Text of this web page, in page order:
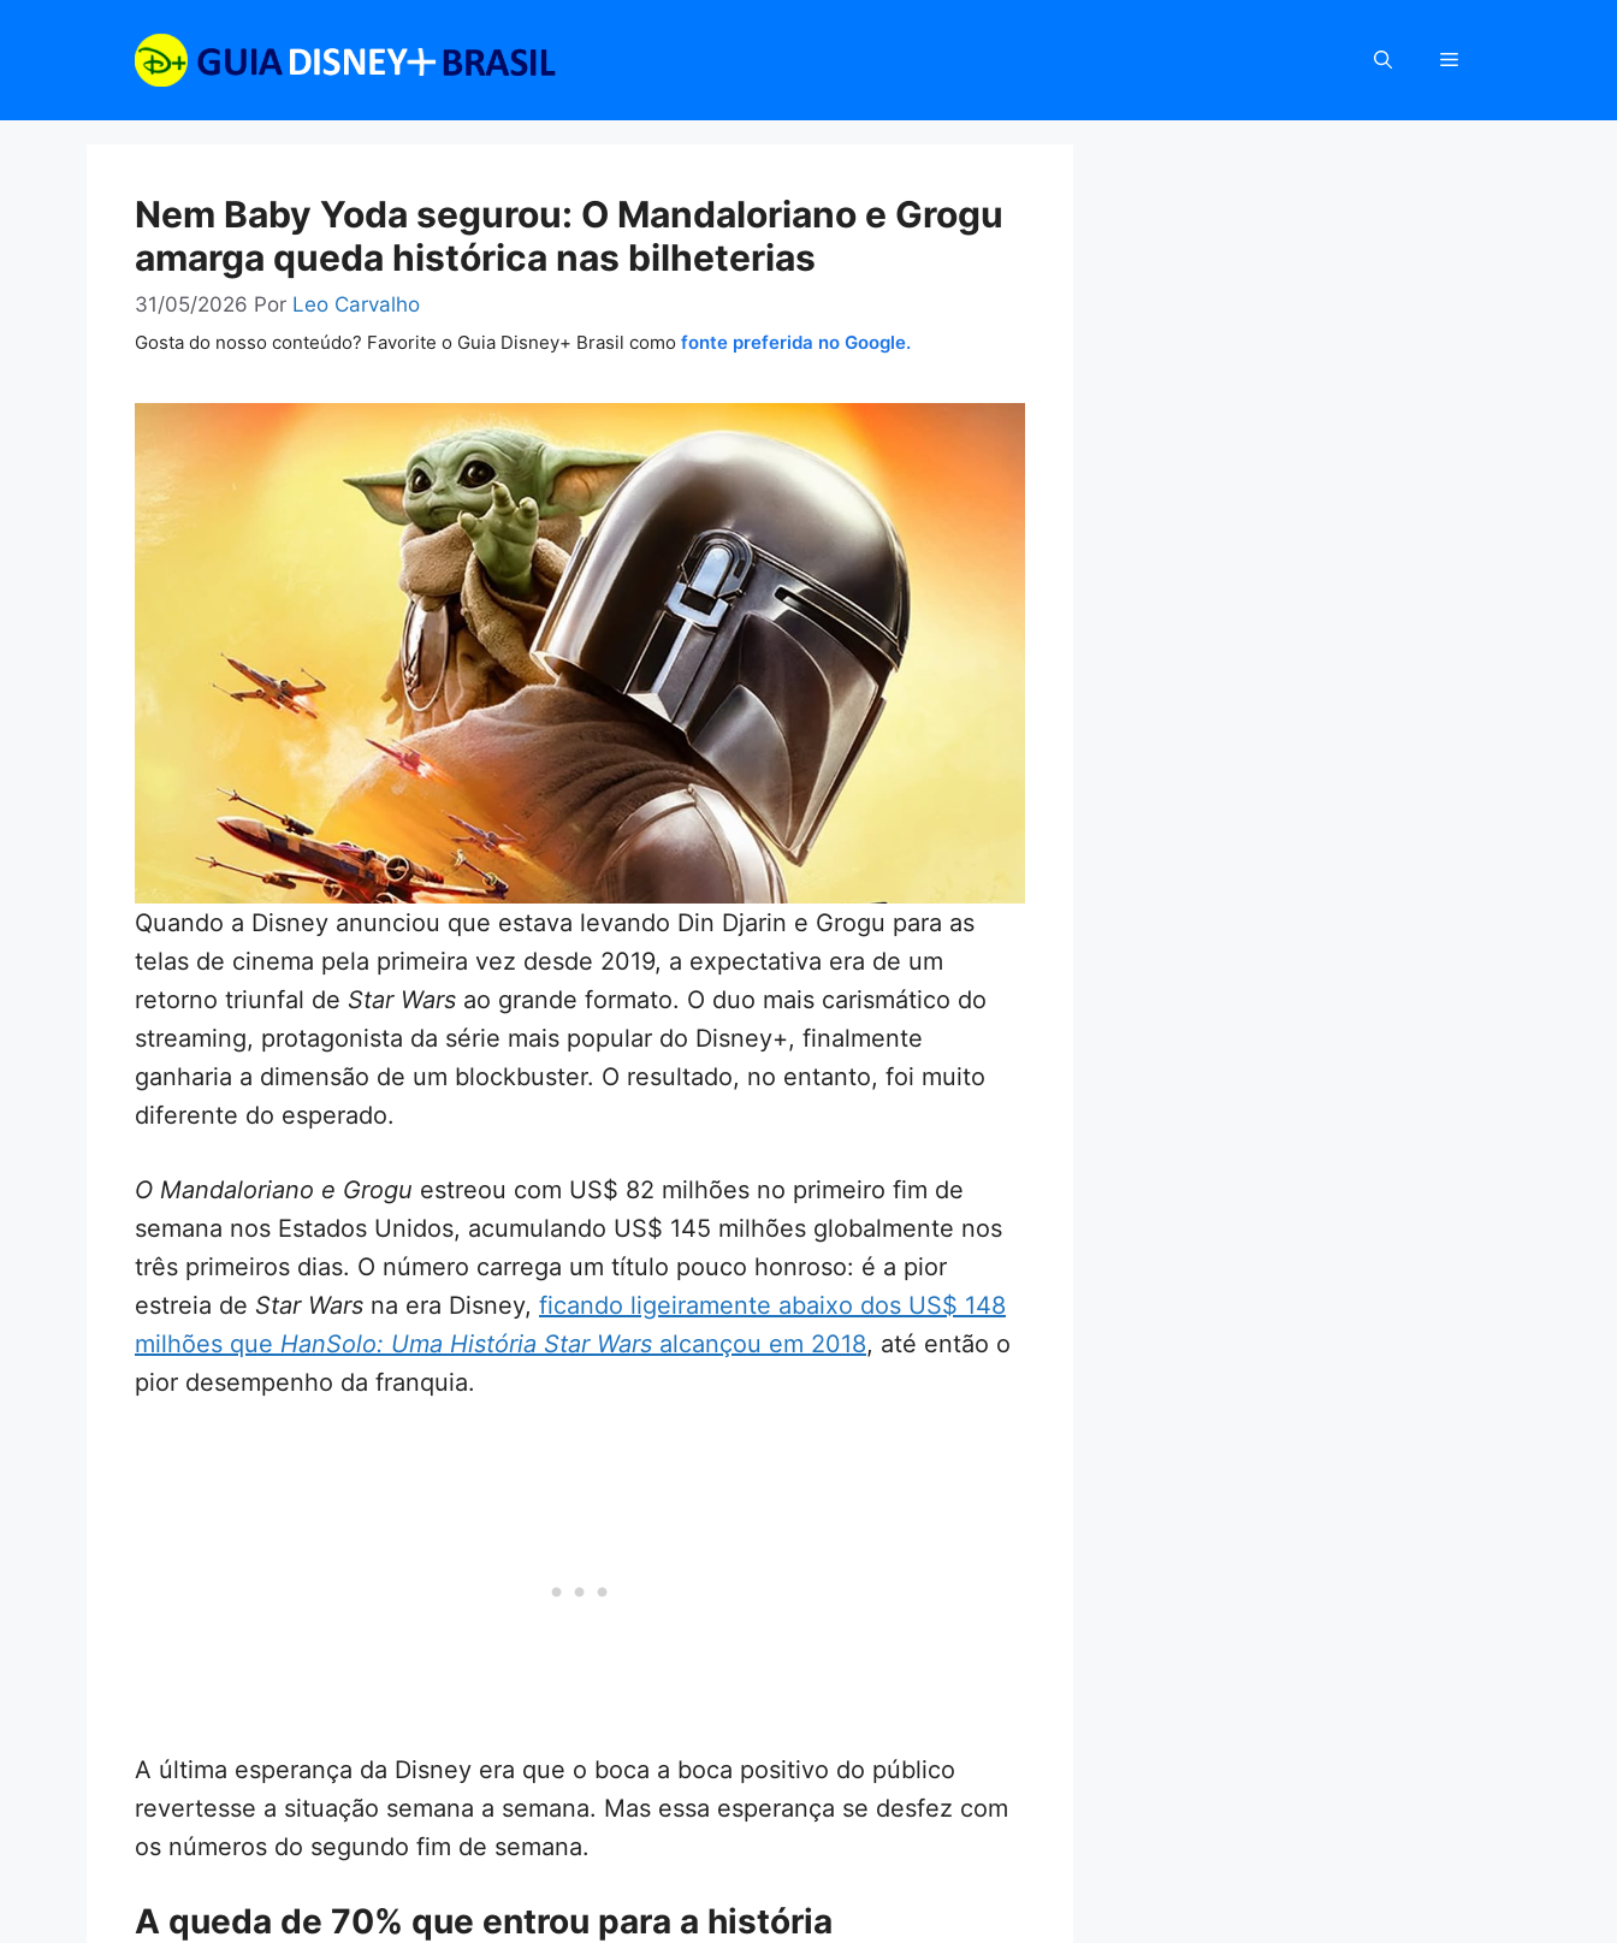
Nem Baby Yoda segurou: O Mandaloriano e Grogu
amarga queda histórica nas bilheterias
31/05/2026 Por Leo Carvalho
Gosta do nosso conteúdo? Favorite o Guia Disney+ Brasil como fonte preferida no Google.
Quando a Disney anunciou que estava levando Din Djarin e Grogu para as
telas de cinema pela primeira vez desde 2019, a expectativa era de um
retorno triunfal de Star Wars ao grande formato. O duo mais carismático do
streaming, protagonista da série mais popular do Disney+, finalmente
ganharia a dimensão de um blockbuster. O resultado, no entanto, foi muito
diferente do esperado.
O Mandaloriano e Grogu estreou com US$ 82 milhões no primeiro fim de
semana nos Estados Unidos, acumulando US$ 145 milhões globalmente nos
três primeiros dias. O número carrega um título pouco honroso: é a pior
estreia de Star Wars na era Disney, ficando ligeiramente abaixo dos US$ 148
milhões que HanSolo: Uma História Star Wars alcançou em 2018, até então o
pior desempenho da franquia.
A última esperança da Disney era que o boca a boca positivo do público
revertesse a situação semana a semana. Mas essa esperança se desfez com
os números do segundo fim de semana.
A queda de 70% que entrou para a história